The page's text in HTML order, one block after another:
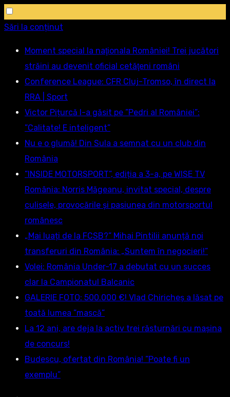
Sări la conținut
Moment special la naţionala României! Trei jucători
străini au devenit oficial cetăţeni români
Conference League: CFR Cluj-Tromso, în direct la
RRA | Sport
Victor Pițurcă l-a găsit pe ”Pedri al României”:
”Calitate! E inteligent”
Nu e o glumă! Din Sula a semnat cu un club din
România
”INSIDE MOTORSPORT”, ediția a 3-a, pe WISE TV
România: Norris Măgeanu, invitat special, despre
culisele, provocările și pasiunea din motorsportul
românesc
„Mai luați de la FCSB?” Mihai Pintilii anunță noi
transferuri din România: „Suntem în negocieri!”
Volei: România Under-17 a debutat cu un succes
clar la Campionatul Balcanic
GALERIE FOTO: 500.000 €! Vlad Chiricheș a lăsat pe
toată lumea ”mască”
La 12 ani, are deja la activ trei răsturnări cu mașina
de concurs!
Budescu, ofertat din România! ”Poate fi un
exemplu”